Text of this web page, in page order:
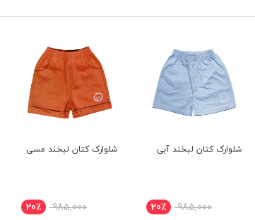
شلوارک کتان لبخند مسی
985,000 20٪
شلوارک کتان لبخند قرمز
985,000 20٪